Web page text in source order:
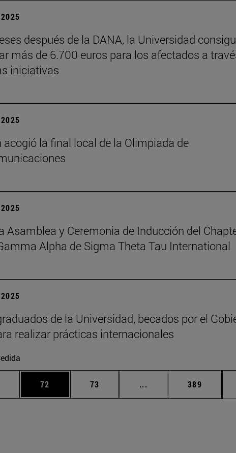
después de la DANA, la Universidad
más de 6.700 euros para los afectados a
iniciativas
acogió la final local de la Olimpiada de
Asamblea y Ceremonia de Inducción del
Alpha de Sigma Theta Tau International
de la Universidad, becados por el
realizar prácticas internacionales
Use TAB para desplazarse.
Página
72 Página
73 ... Páginas intermedias
Página
389